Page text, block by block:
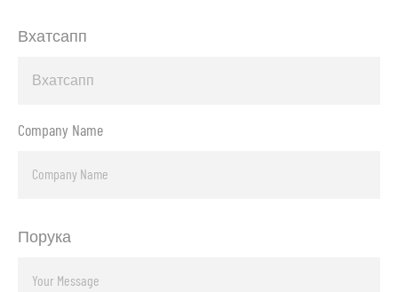
Вхатсапп
Company Name
Порука